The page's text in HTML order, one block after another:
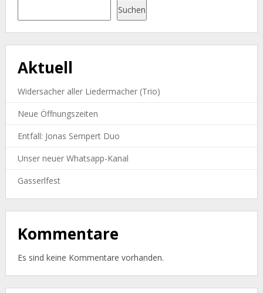
Suchen
Aktuell
Widersacher aller Liedermacher (Trio)
Neue Öffnungszeiten
Entfall: Jonas Sempert Duo
Unser neuer Whatsapp-Kanal
Gasserlfest
Kommentare
Es sind keine Kommentare vorhanden.